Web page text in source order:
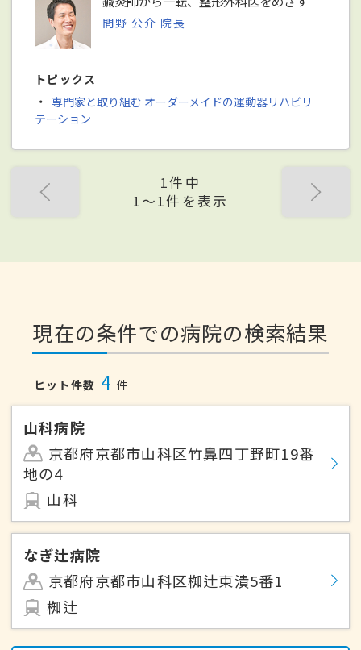
間野 公介 院長
トピックス
・ 専門家と取り組む オーダーメイドの運動器リハビリ
テーション
1件中
1〜1件を表示
現在の条件での病院の検索結果
ヒット件数 4 件
山科病院
京都府京都市山科区竹鼻四丁野町19番
地の4
山科
なぎ辻病院
京都府京都市山科区椥辻東潰5番1
椥辻